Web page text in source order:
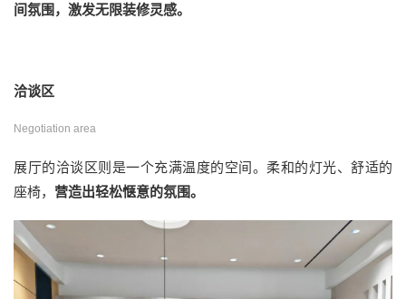
间氛围，激发无限装修灵感。
洽谈区
Negotiation area
展厅的洽谈区则是一个充满温度的空间。柔和的灯光、舒适的
座椅， 营造出轻松惬意的氛围。